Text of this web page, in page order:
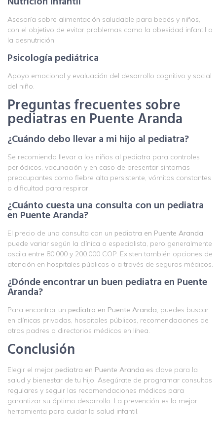
Asesoría sobre alimentación saludable para bebés y niños,
con el objetivo de evitar problemas como la obesidad infantil o
la desnutrición.
Psicología pediátrica
Apoyo emocional y evaluación del desarrollo cognitivo y social
del niño.
Preguntas frecuentes sobre
pediatras en Puente Aranda
¿Cuándo debo llevar a mi hijo al pediatra?
Se recomienda llevar a los niños al pediatra para controles
periódicos, vacunación y en caso de presentar síntomas
preocupantes como fiebre alta persistente, vómitos constantes
o dificultad para respirar.
¿Cuánto cuesta una consulta con un pediatra
en Puente Aranda?
El precio de una consulta con un pediatra en Puente Aranda
puede variar según la clínica o especialista, pero generalmente
oscila entre 80.000 y 200.000 COP. Existen también opciones de
atención en hospitales públicos o a través de seguros médicos.
¿Dónde encontrar un buen pediatra en Puente
Aranda?
Para encontrar un pediatra en Puente Aranda, puedes buscar
en clínicas privadas, hospitales públicos, recomendaciones de
otros padres o directorios médicos en línea.
Conclusión
Elegir el mejor pediatra en Puente Aranda es clave para la
salud y bienestar de tu hijo. Asegúrate de programar consultas
regulares y seguir las recomendaciones médicas para
garantizar su óptimo desarrollo. La prevención es la mejor
herramienta para cuidar la salud infantil.